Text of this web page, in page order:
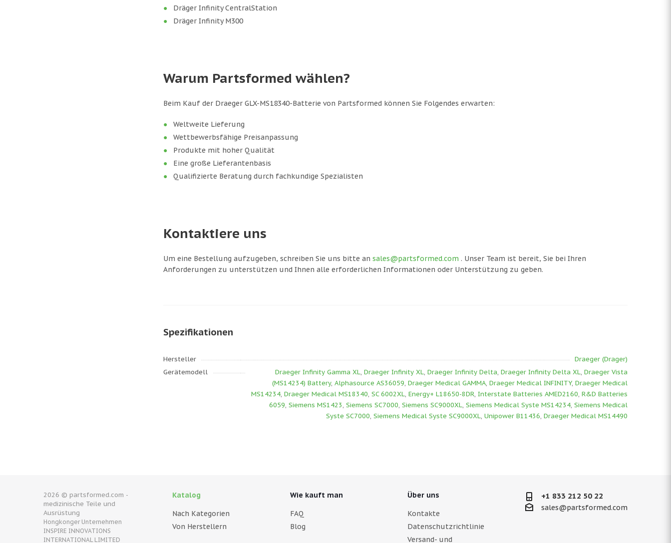
Dräger Infinity CentralStation
Dräger Infinity M300
Warum Partsformed wählen?
Beim Kauf der Draeger GLX-MS18340-Batterie von Partsformed können Sie Folgendes erwarten:
Weltweite Lieferung
Wettbewerbsfähige Preisanpassung
Produkte mit hoher Qualität
Eine große Lieferantenbasis
Qualifizierte Beratung durch fachkundige Spezialisten
Kontaktiere uns
Um eine Bestellung aufzugeben, schreiben Sie uns bitte an sales@partsformed.com . Unser Team ist bereit, Sie bei Ihren
Anforderungen zu unterstützen und Ihnen alle erforderlichen Informationen oder Unterstützung zu geben.
Spezifikationen
Hersteller
Draeger (Drager)
Gerätemodell
Draeger Infinity Gamma XL, Draeger Infinity XL, Draeger Infinity Delta, Draeger Infinity Delta XL, Draeger Vista
(MS14234) Battery, Alphasource AS36059, Draeger Medical GAMMA, Draeger Medical INFINITY, Draeger Medical
MS14234, Draeger Medical MS18340, SC 6002XL, Energy+ L18650-8DR, Interstate Batteries AMED2160, R&D Batteries
6059, Siemens MS1423, Siemens SC7000, Siemens SC9000XL, Siemens Medical Syste MS14234, Siemens Medical
Syste SC7000, Siemens Medical Syste SC9000XL, Unipower B11436, Draeger Medical MS14490
2026 © partsformed.com -
medizinische Teile und
Ausrüstung
Hongkonger Unternehmen
INSPIRE INNOVATIONS
INTERNATIONAL LIMITED
Katalog
Nach Kategorien
Von Herstellern
Wie kauft man
FAQ
Blog
Über uns
Kontakte
Datenschutzrichtlinie
Versand- und
+1 833 212 50 22
sales@partsformed.com